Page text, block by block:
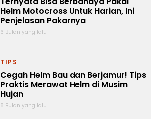
Helm Motocross Untuk Harian, Ini
Penjelasan Pakarnya
6 Bulan yang lalu
TIPS
Cegah Helm Bau dan Berjamur! Tips
Praktis Merawat Helm di Musim
Hujan
8 Bulan yang lalu